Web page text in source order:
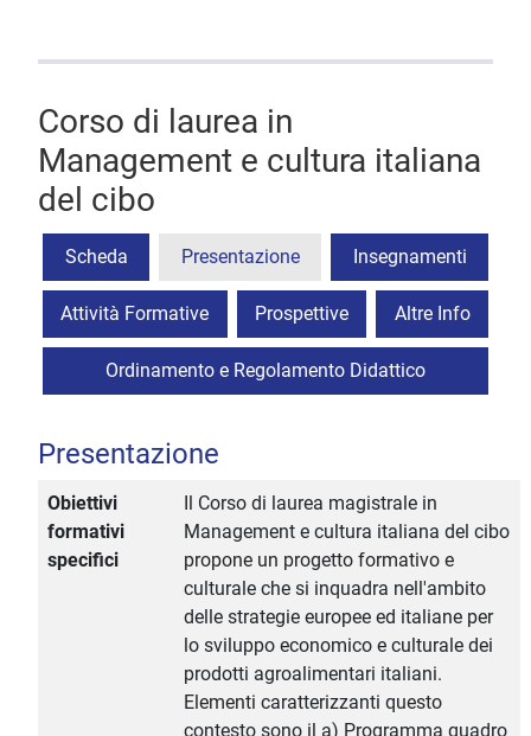
Corso di laurea in
Management e cultura italiana
del cibo
Scheda Presentazione Insegnamenti
Attività Formative Prospettive Altre Info
Ordinamento e Regolamento Didattico
Presentazione
Obiettivi
formativi
specifici
Il Corso di laurea magistrale in
Management e cultura italiana del cibo
propone un progetto formativo e
culturale che si inquadra nell'ambito
delle strategie europee ed italiane per
lo sviluppo economico e culturale dei
prodotti agroalimentari italiani.
Elementi caratterizzanti questo
contesto sono il a) Programma quadro